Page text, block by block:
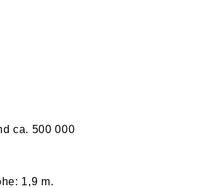
ca. 500 000
1,9 m.